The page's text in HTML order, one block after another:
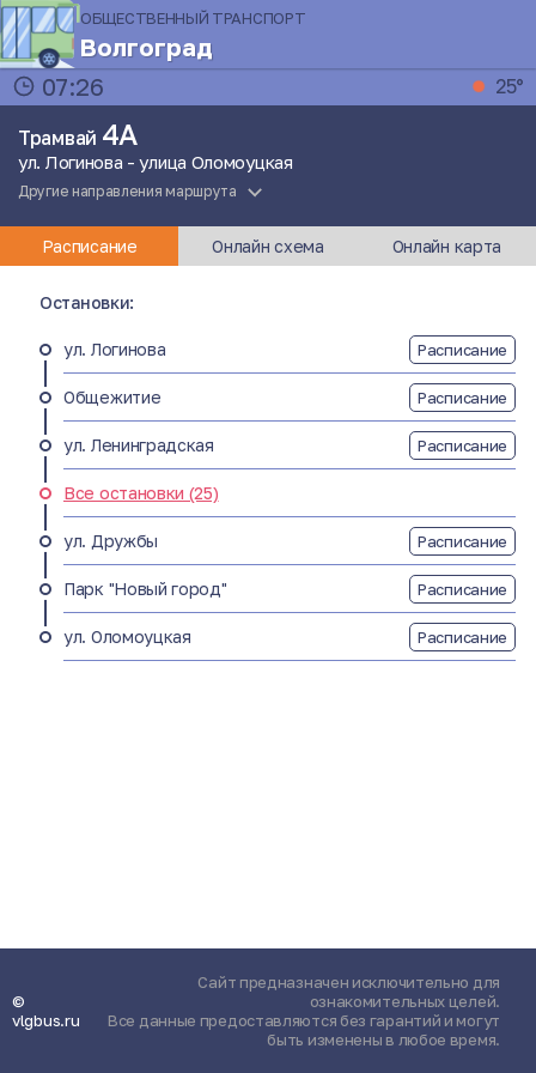
ОБЩЕСТВЕННЫЙ ТРАНСПОРТ
Волгоград
07:26
25°
Трамвай 4А
ул. Логинова - улица Оломоуцкая
Другие направления маршрута
Расписание Онлайн схема Онлайн карта
Остановки:
ул. Логинова Расписание
Общежитие Расписание
ул. Ленинградская Расписание
Все остановки (25)
ул. Дружбы Расписание
Парк "Новый город" Расписание
ул. Оломоуцкая Расписание
©
vlgbus.ru
Сайт предназначен исключительно для
ознакомительных целей.
Все данные предоставляются без гарантий и могут
быть изменены в любое время.